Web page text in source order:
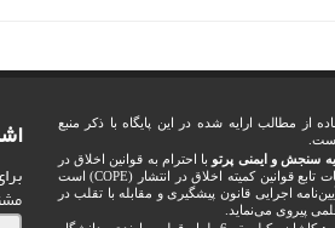
از مطالب ارایه شده در این پایگاه با ذکر منبع
است.
سنجش و ایمنی پرتو با احترام به قوانین اخلاق در
نشریات تابع قوانین کمیته اخلاق در انتشار (COPE) است
اجرایی قانون پیشگیری و مقابله با تقلب در
پیروی می‌نماید.